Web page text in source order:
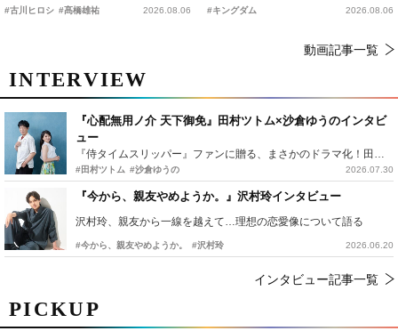
PICKUP
時上映決定
#古川ヒロシ #髙橋雄祐 2026.08.06
の“キングダムキャンプ”開催
#キングダム 2026.08.06
動画記事一覧
INTERVIEW
『心配無用ノ介 天下御免』田村ツトム×沙倉ゆうのインタビ
ュー
『侍タイムスリッパー』ファンに贈る、まさかのドラマ化！田村ツトム×沙倉ゆうのが語る『心配無用ノ介』撮影秘話
#田村ツトム #沙倉ゆうの 2026.07.30
『今から、親友やめようか。』沢村玲インタビュー
沢村玲、親友から一線を越えて…理想の恋愛像について語る
#今から、親友やめようか。 #沢村玲 2026.06.20
インタビュー記事一覧